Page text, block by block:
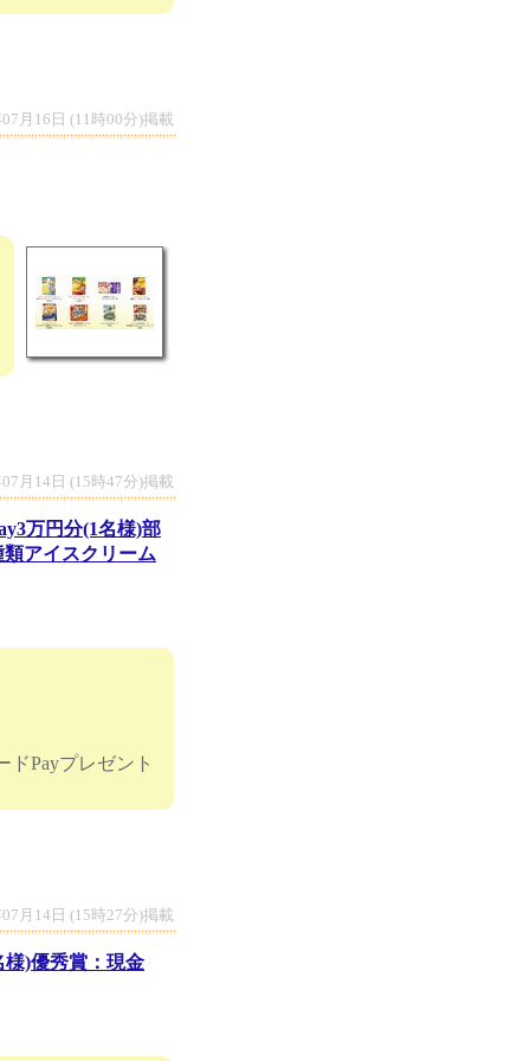
月16日 (11時00分)掲載
月14日 (15時47分)掲載
万円分(1名様)部
アイスクリーム
Payプレゼント
月14日 (15時27分)掲載
様)優秀賞：現金